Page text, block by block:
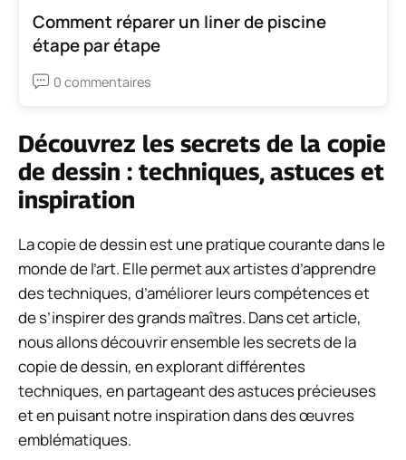
Comment réparer un liner de piscine
étape par étape
0 commentaires
Découvrez les secrets de la copie
de dessin : techniques, astuces et
inspiration
La copie de dessin est une pratique courante dans le
monde de l’art. Elle permet aux artistes d’apprendre
des techniques, d’améliorer leurs compétences et
de s’inspirer des grands maîtres. Dans cet article,
nous allons découvrir ensemble les secrets de la
copie de dessin, en explorant différentes
techniques, en partageant des astuces précieuses
et en puisant notre inspiration dans des œuvres
emblématiques.